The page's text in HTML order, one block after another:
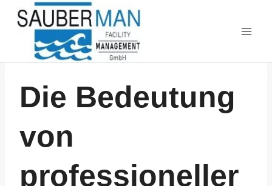
Zum
Inhalt
springen
Die Bedeutung
von
professioneller